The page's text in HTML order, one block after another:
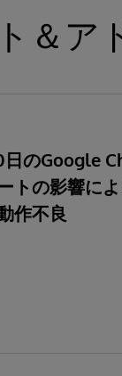
＆ア
日のGoogle
トの影響に
作不良